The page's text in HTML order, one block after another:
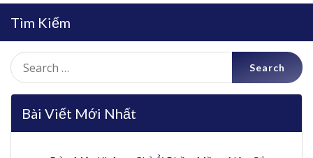
Tìm Kiếm
Search
for:
Bài Viết Mới Nhất